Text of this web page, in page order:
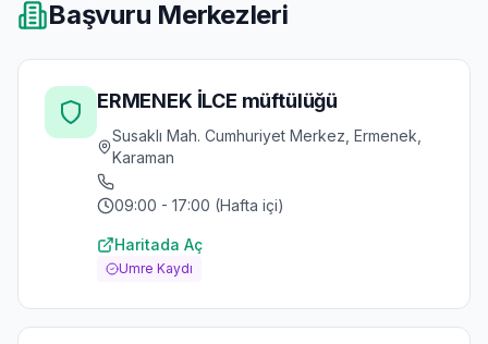
Başvuru Merkezleri
ERMENEK İLCE müftülüğü
Susaklı Mah. Cumhuriyet Merkez, Ermenek,
Karaman
09:00 - 17:00 (Hafta içi)
Haritada Aç
Umre Kaydı